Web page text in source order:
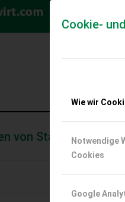
Cookie-
Wie wir
Notwendige
Cookies
Google
von